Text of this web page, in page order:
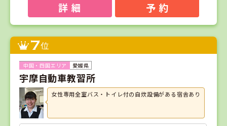
詳 細 予 約
7位
愛媛県
宇摩自動車教習所
女性専用全室バス・トイレ付の自炊設備がある宿舎あり